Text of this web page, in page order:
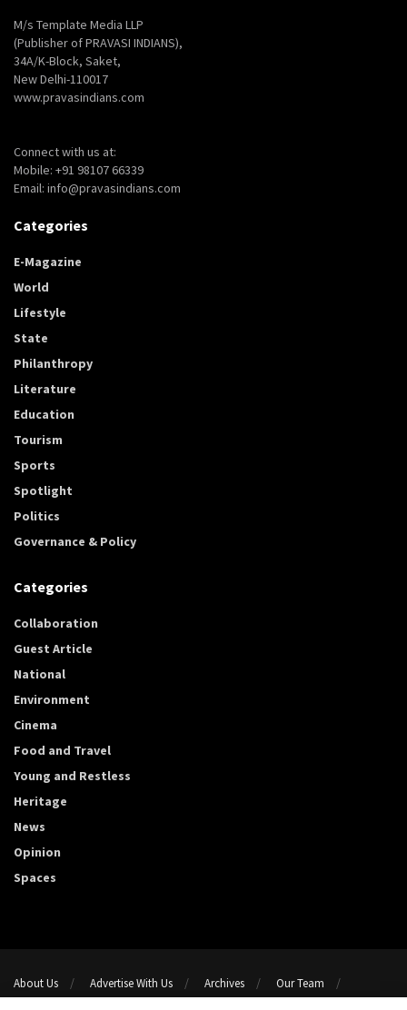
M/s Template Media LLP
(Publisher of PRAVASI INDIANS),
34A/K-Block, Saket,
New Delhi-110017
www.pravasindians.com
Connect with us at:
Mobile: +91 98107 66339
Email: info@pravasindians.com
Categories
E-Magazine
World
Lifestyle
State
Philanthropy
Literature
Education
Tourism
Sports
Spotlight
Politics
Governance & Policy
Categories
Collaboration
Guest Article
National
Environment
Cinema
Food and Travel
Young and Restless
Heritage
News
Opinion
Spaces
About Us Advertise With Us Archives
Our Team
Support Us
Privacy Policy Terms and conditions